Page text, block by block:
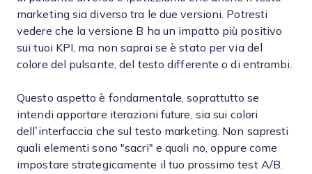
marketing sia diverso tra le due versioni. Potresti
vedere che la versione B ha un impatto più positivo
sui tuoi KPI, ma non saprai se è stato per via del
colore del pulsante, del testo differente o di entrambi.
Questo aspetto è fondamentale, soprattutto se
intendi apportare iterazioni future, sia sui colori
dell’interfaccia che sul testo marketing. Non sapresti
quali elementi sono "sacri" e quali no, oppure come
impostare strategicamente il tuo prossimo test A/B.